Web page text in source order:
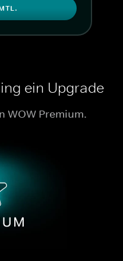
ein Upgrade
WOW Premium.